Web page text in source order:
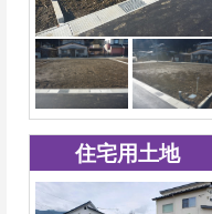
住宅用土地